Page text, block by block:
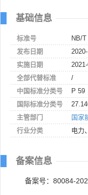
基础信息
标准号
NB/
发布日期
实施日期
全部代替标准
/
中国标准分类号
P 59
国际标准分类号
主管部门
国家
行业分类
电力
备案信息
备案号：80084-